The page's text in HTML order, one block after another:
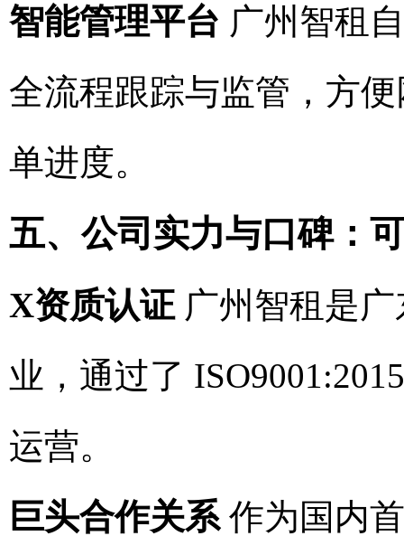
智能管理平台 广州智租
全流程跟踪与监管，方
单进度。
五、公司实力与口碑：
X资质认证广州智租是广
业，通过了
运营。
巨头合作关系作为国内